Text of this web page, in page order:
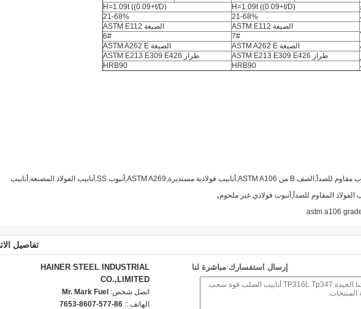
H=1.09t ((0.09+t/D)
H=1.09t ((0.09+t/D)
21-68%
21-68%
الصيغة ASTM E112
الصيغة ASTM E112
7#
6#
الصيغة ASTM A262 E
الصيغة ASTM A262 E
طراز ASTM E213 E309 E426
طراز ASTM E213 E309 E426
HRB90
HRB90
أنابيب الفولاذ المصنعة,انبوب مقاوم للصدأ,الصف B من ASTM A106,أنابيب فولاذية مستديرة,ASTM A269,أنبوب SS,أنابيب الفولاذ المصنعة,أنابيب
الفولاذ المقاوم للصدأ,أنبوب فولاذي غير ملحوم,
astm a106
تفاصيل
HAINER STEEL INDUSTRIAL
CO.,LIMITED
اتصل شخص: Mr. Mark Fuel
الهاتف :: 86-577-8607-7653
إرسال استفسارك مباشرة لنا